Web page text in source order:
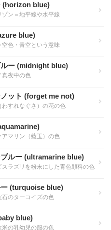
(horizon blue)
ン＝地平線や水平線
blue)
色・青空という意味
ルー (midnight blue)
真夜中の色
ット (forget me not)
わすれなぐさ）の花の色
マリン（藍玉）の色
ルー (ultramarine blue)
ラズリを粉末にした青色顔料の色
(turquoise blue)
石のターコイズの色
blue)
米の乳幼児の服の色